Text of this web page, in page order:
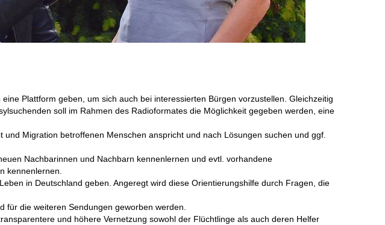
Plattform geben, um sich auch bei interessierten Bürgen vorzustellen. Gleichzeitig
soll im Rahmen des Radioformates die Möglichkeit gegeben werden, eine
Migration betroffenen Menschen anspricht und nach Lösungen suchen und ggf.
Nachbarinnen und Nachbarn kennenlernen und evtl. vorhandene
kennenlernen.
in Deutschland geben. Angeregt wird diese Orientierungshilfe durch Fragen, die
die weiteren Sendungen geworben werden.
und höhere Vernetzung sowohl der Flüchtlinge als auch deren Helfer